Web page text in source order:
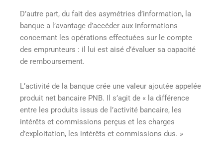
D’autre part, du fait des asymétries d’information, la
banque a l’avantage d’accéder aux informations
concernant les opérations effectuées sur le compte
des emprunteurs : il lui est aisé d’évaluer sa capacité
de remboursement.
L’activité de la banque crée une valeur ajoutée appelée
produit net bancaire PNB. Il s’agit de « la différence
entre les produits issus de l’activité bancaire, les
intérêts et commissions perçus et les charges
d’exploitation, les intérêts et commissions dus. »